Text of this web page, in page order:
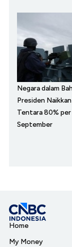
Negara dalam
Presiden
Tentara 80% per
September
Home
My Money